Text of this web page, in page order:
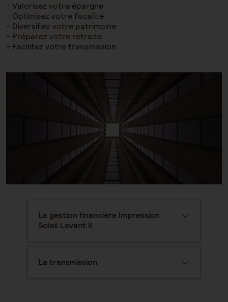
Valorisez votre épargne
Optimisez votre fiscalité
Diversifiez votre patrimoine
Préparez votre retraite
Facilitez votre transmission.
La gestion financière Impression
Soleil Levant II
La transmission